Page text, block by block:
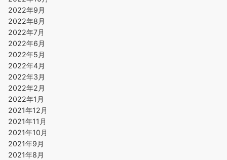
2022年9月
2022年8月
2022年7月
2022年6月
2022年5月
2022年4月
2022年3月
2022年2月
2022年1月
2021年12月
2021年11月
2021年10月
2021年9月
2021年8月